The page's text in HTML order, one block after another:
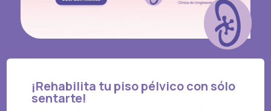
¡Rehabilita tu piso pélvico con sólo
sentarte!